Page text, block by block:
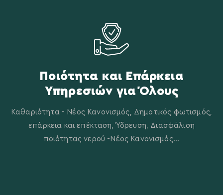
Ποιότητα και Eπάρκεια
Yπηρεσιών για Όλους
Καθαριότητα - Νέος Κανονισμός, Δημοτικός φωτισμός,
επάρκεια και επέκταση, Ύδρευση, Διασφάλιση
ποιότητας νερού -Νέος Κανονισμός...